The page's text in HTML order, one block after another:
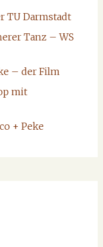
TU Darmstadt
Tanz – WS
– der Film
mit
+ Peke